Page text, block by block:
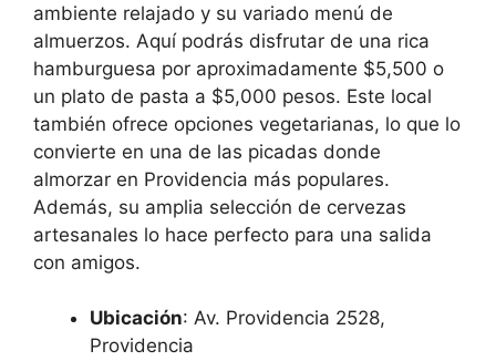
ambiente relajado y su variado menú de
almuerzos. Aquí podrás disfrutar de una rica
hamburguesa por aproximadamente $5,500 o
un plato de pasta a $5,000 pesos. Este local
también ofrece opciones vegetarianas, lo que lo
convierte en una de las picadas donde
almorzar en Providencia más populares.
Además, su amplia selección de cervezas
artesanales lo hace perfecto para una salida
con amigos.
Ubicación: Av. Providencia 2528,
Providencia